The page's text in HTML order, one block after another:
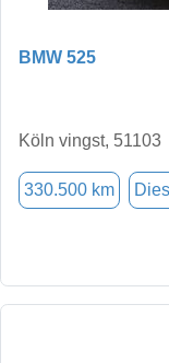
BMW 525
Köln vingst, 51103
330.500 km